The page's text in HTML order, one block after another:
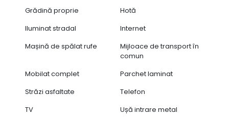
Grădină proprie
Hotă
Iluminat stradal
Internet
Mașină de spălat rufe
Mijloace de transport în
comun
Mobilat complet
Parchet laminat
Străzi asfaltate
Telefon
TV
Ușă intrare metal